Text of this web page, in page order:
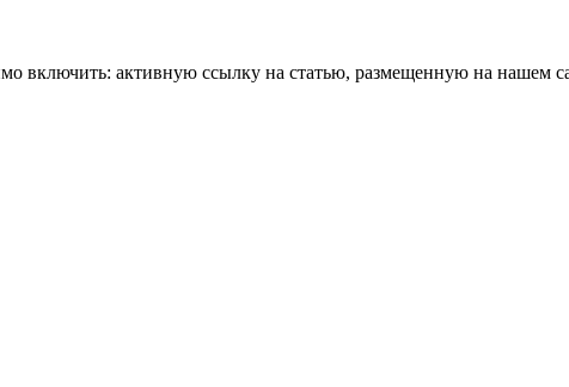
включить: активную ссылку на статью, размещенную на нашем